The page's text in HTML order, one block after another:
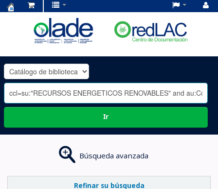
OLADE
-
Ir
Búsqueda avanzada
Refinar su búsqueda